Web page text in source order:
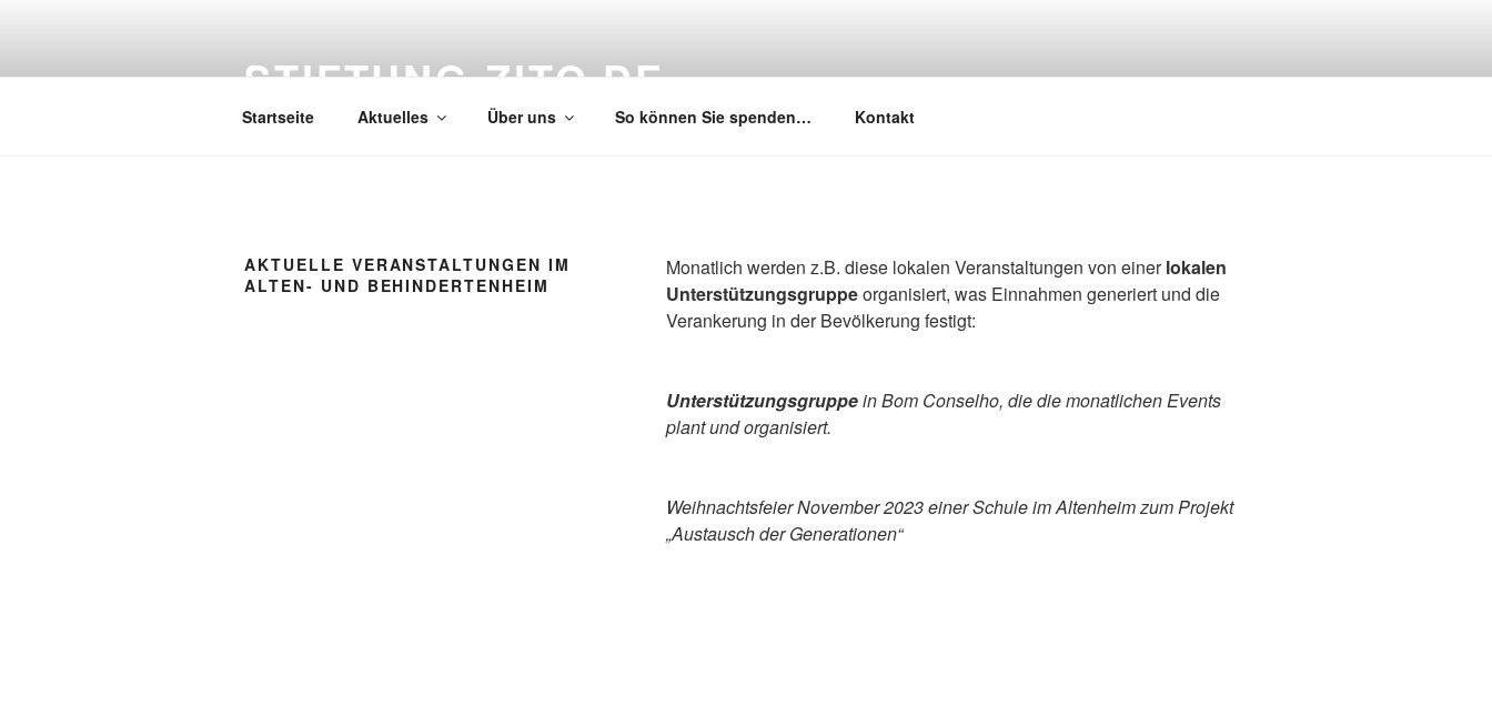
STIFTUNG-ZITO.DE
Startseite Aktuelles Über uns So können Sie spenden… Kontakt
AKTUELLE VERANSTALTUNGEN IM
ALTEN- UND BEHINDERTENHEIM
Monatlich werden z.B. diese lokalen Veranstaltungen von einerlokalen
Unterstützungsgruppeorganisiert, was Einnahmen generiert und die
Verankerung in der Bevölkerung festigt:
Unterstützungsgruppein Bom Conselho, die die monatlichen Events
plant und organisiert.
Weihnachtsfeier November 2023 einer Schule im Altenheim zum Projekt
„Austausch der Generationen“